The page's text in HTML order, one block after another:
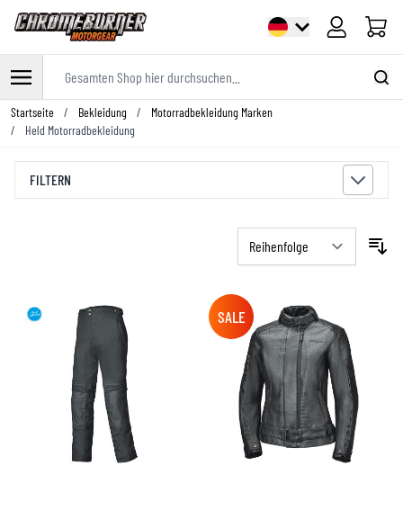
Zum Inhalt springen
Startseite / Bekleidung /
Motorradbekleidung Marken
/
Held Motorradbekleidung
FILTERN
SALE